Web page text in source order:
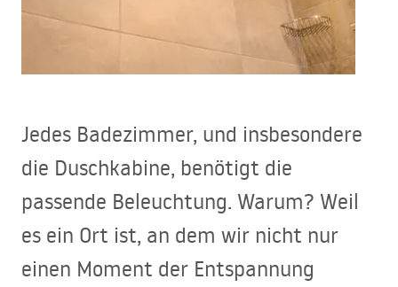
Jedes Badezimmer, und insbesondere
die Duschkabine, benötigt die
passende Beleuchtung. Warum? Weil
es ein Ort ist, an dem wir nicht nur
einen Moment der Entspannung